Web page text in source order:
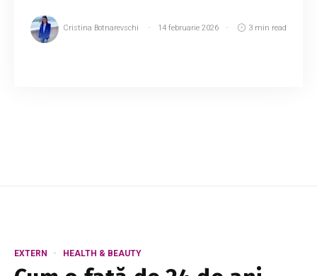
Cristina Botnarevschi 14 februarie 2026 3 min read
EXTERN HEALTH & BEAUTY